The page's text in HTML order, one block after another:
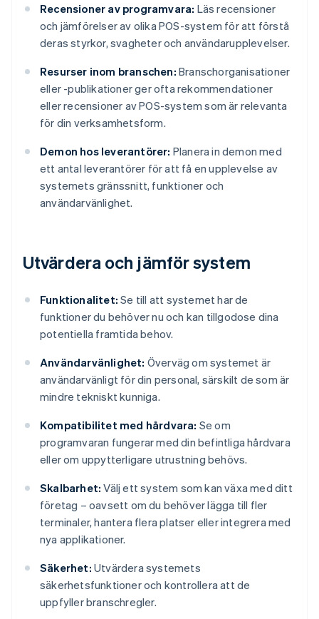
Recensioner av programvara: Läs recensioner
och jämförelser av olika POS-system för att förstå
deras styrkor, svagheter och användarupplevelser.
Resurser inom branschen: Branschorganisationer
eller -publikationer ger ofta rekommendationer
eller recensioner av POS-system som är relevanta
för din verksamhetsform.
Demon hos leverantörer: Planera in demon med
ett antal leverantörer för att få en upplevelse av
systemets gränssnitt, funktioner och
användarvänlighet.
Utvärdera och jämför system
Funktionalitet: Se till att systemet har de
funktioner du behöver nu och kan tillgodose dina
potentiella framtida behov.
Användarvänlighet: Överväg om systemet är
användarvänligt för din personal, särskilt de som är
mindre tekniskt kunniga.
Kompatibilitet med hårdvara: Se om
programvaran fungerar med din befintliga hårdvara
eller om uppytterligare utrustning behövs.
Skalbarhet: Välj ett system som kan växa med ditt
företag – oavsett om du behöver lägga till fler
terminaler, hantera flera platser eller integrera med
nya applikationer.
Säkerhet: Utvärdera systemets
säkerhetsfunktioner och kontrollera att de
uppfyller branschregler.